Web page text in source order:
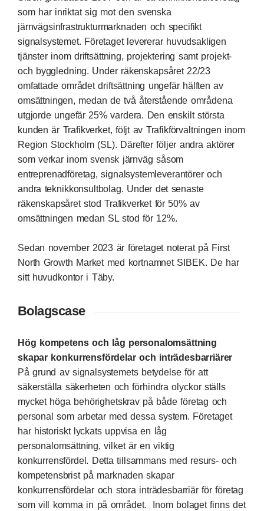
som har inriktat sig mot den svenska
järnvägsinfrastrukturmarknaden och specifikt
signalsystemet. Företaget levererar huvudsakligen
tjänster inom driftsättning, projektering samt projekt-
och byggledning. Under räkenskapsåret 22/23
omfattade området driftsättning ungefär hälften av
omsättningen, medan de två återstående områdena
utgjorde ungefär 25% vardera. Den enskilt största
kunden är Trafikverket, följt av Trafikförvaltningen inom
Region Stockholm (SL). Därefter följer andra aktörer
som verkar inom svensk järnväg såsom
entreprenadföretag, signalsystemleverantörer och
andra teknikkonsultbolag. Under det senaste
räkenskapsåret stod Trafikverket för 50% av
omsättningen medan SL stod för 12%.
Sedan november 2023 är företaget noterat på First
North Growth Market med kortnamnet SIBEK. De har
sitt huvudkontor i Täby.
Bolagscase
Hög kompetens och låg personalomsättning
skapar konkurrensfördelar och inträdesbarriärer
På grund av signalsystemets betydelse för att
säkerställa säkerheten och förhindra olyckor ställs
mycket höga behörighetskrav på både företag och
personal som arbetar med dessa system. Företaget
har historiskt lyckats uppvisa en låg
personalomsättning, vilket är en viktig
konkurrensfördel. Detta tillsammans med resurs- och
kompetensbrist på marknaden skapar
konkurrensfördelar och stora inträdesbarriär för företag
som vill komma in på området. Inom bolaget finns det